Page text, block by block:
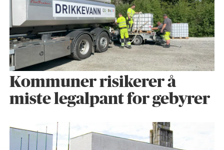
Kommuner risikerer å
miste legalpant for gebyrer